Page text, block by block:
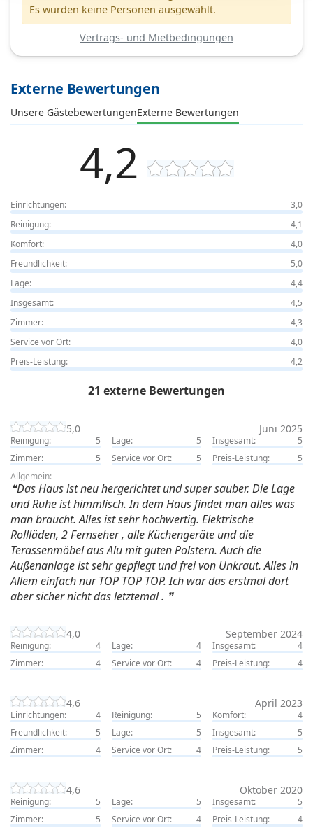
Es wurden keine Personen ausgewählt.
Vertrags- und Mietbedingungen
Externe Bewertungen
Unsere GästebewertungenExterne Bewertungen
4,2
Einrichtungen:
3,0
Reinigung:
4,1
Komfort:
4,0
Freundlichkeit:
5,0
Lage:
4,4
Insgesamt:
4,5
Zimmer:
4,3
Service vor Ort:
4,0
Preis-Leistung:
4,2
21 externe Bewertungen
5,0 Juni 2025
Reinigung: 5 Lage: 5 Insgesamt:
5
Zimmer:
5 Service vor Ort: 5 Preis-Leistung:
5
Allgemein:
Das Haus ist neu hergerichtet und super sauber. Die Lage
und Ruhe ist himmlisch. In dem Haus findet man alles was
man braucht. Alles ist sehr hochwertig. Elektrische
Rollläden, 2 Fernseher , alle Küchengeräte und die
Terassenmöbel aus Alu mit guten Polstern. Auch die
Außenanlage ist sehr gepflegt und frei von Unkraut. Alles in
Allem einfach nur TOP TOP TOP. Ich war das erstmal dort
aber sicher nicht das letztemal .
4,0 September 2024
Reinigung: 4 Lage: 4 Insgesamt:
4
Zimmer:
4 Service vor Ort: 4 Preis-Leistung: 4
4,6 April 2023
Einrichtungen: 4 Reinigung: 5 Komfort:
4
Freundlichkeit:
5 Lage: 5 Insgesamt:
5
Zimmer:
4 Service vor Ort: 4 Preis-Leistung: 5
4,6 Oktober 2020
Reinigung: 5 Lage: 5 Insgesamt:
5
Zimmer:
5 Service vor Ort: 4 Preis-Leistung:
4